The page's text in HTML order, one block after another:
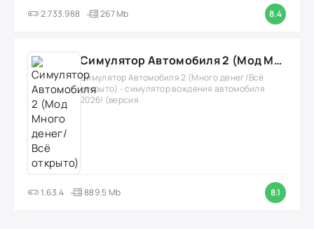
2.733.988 267 Mb 8.4
Симулятор Автомобиля 2 (Мод Много денег/Всё открыто)
Симулятор Автомобиля 2 (Много денег/Всё
открыто) - симулятор вождения автомобиля
2026! (версия
1.63.4 889.5 Mb 8.1